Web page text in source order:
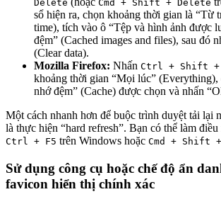
Delete Cmd + Shift + Delete
sổ hiện ra, chọn khoảng thời gian là “Từ
time), tích vào ô “Tệp và hình ảnh được
đệm” (Cached images and files), sau đó
(Clear data).
Mozilla Firefox: Nhấn Ctrl + Shift +
khoảng thời gian “Mọi lúc” (Everything),
nhớ đệm” (Cache) được chọn và nhấn
Một cách nhanh hơn để buộc trình duyệt tải lại
là thực hiện “hard refresh”. Bạn có thể làm
Ctrl + F5 trên Windows hoặc Cmd + Shift
Sử dụng công cụ hoặc chế độ ẩn
favicon hiển thị chính xác